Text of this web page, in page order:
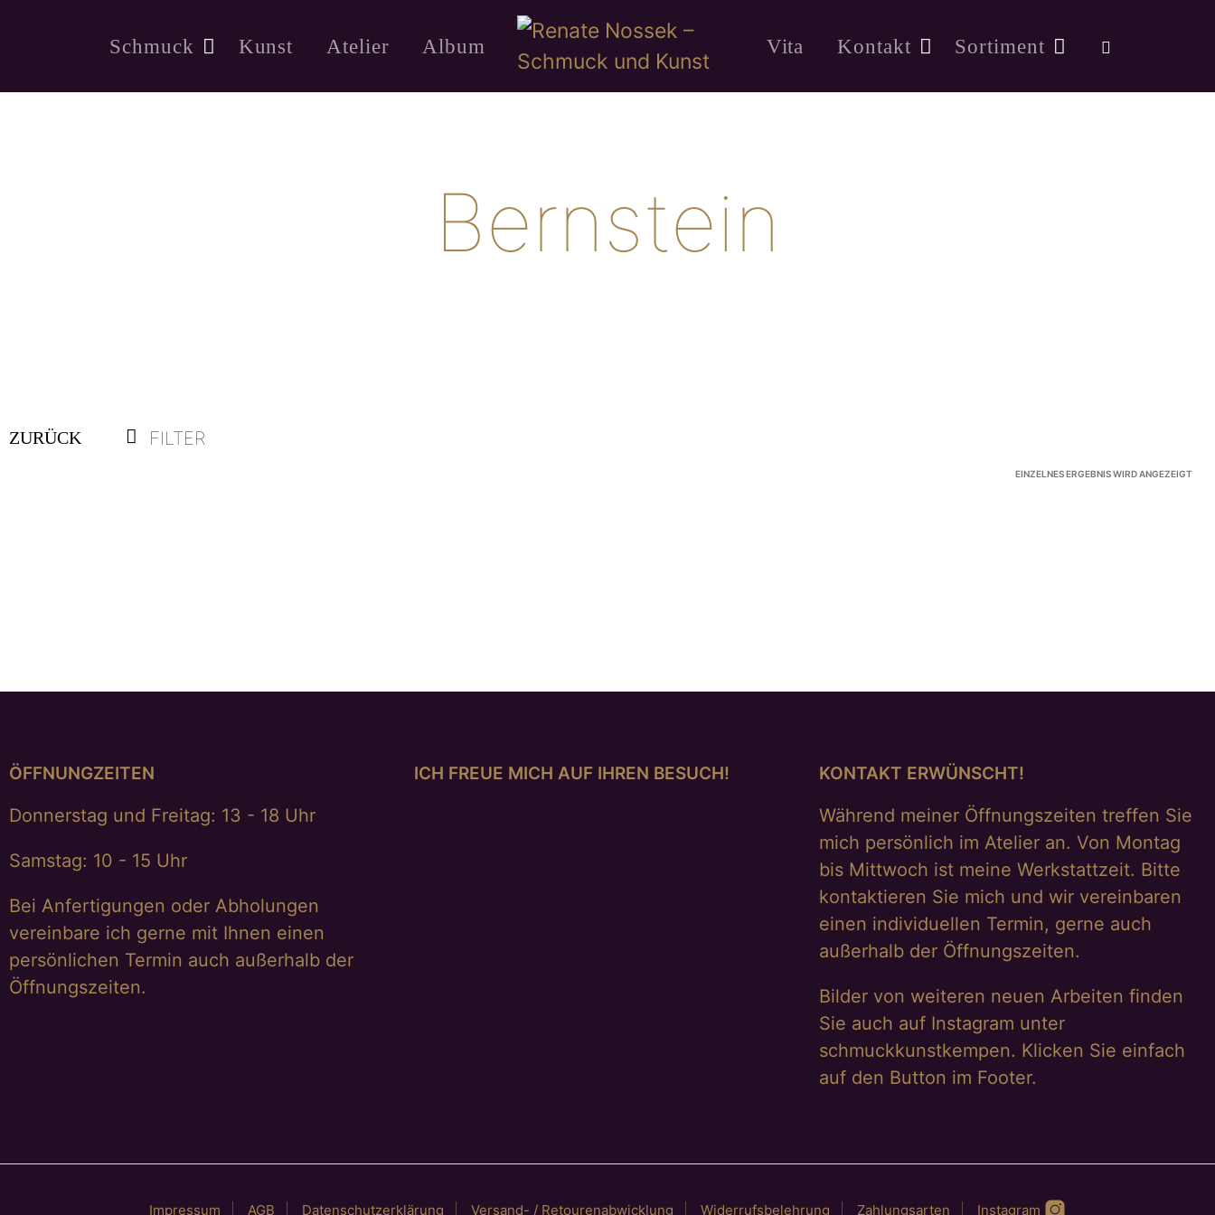
Schmuck Kunst Atelier Album Vita Kontakt Sortiment
Bernstein
ZURÜCK FILTER
EINZELNES ERGEBNIS WIRD ANGEZEIGT
ÖFFNUNGZEITEN
Donnerstag und Freitag: 13 - 18 Uhr
Samstag: 10 - 15 Uhr
Bei Anfertigungen oder Abholungen
vereinbare ich gerne mit Ihnen einen
persönlichen Termin auch außerhalb der
Öffnungszeiten.
ICH FREUE MICH AUF IHREN BESUCH! KONTAKT ERWÜNSCHT!
Während meiner Öffnungszeiten treffen Sie
mich persönlich im Atelier an. Von Montag
bis Mittwoch ist meine Werkstattzeit. Bitte
kontaktieren Sie mich und wir vereinbaren
einen individuellen Termin, gerne auch
außerhalb der Öffnungszeiten.
Bilder von weiteren neuen Arbeiten finden
Sie auch auf Instagram unter
schmuckkunstkempen. Klicken Sie einfach
auf den Button im Footer.
Impressum AGB Datenschutzerklärung Versand- / Retourenabwicklung Widerrufsbelehrung Zahlungsarten Instagram